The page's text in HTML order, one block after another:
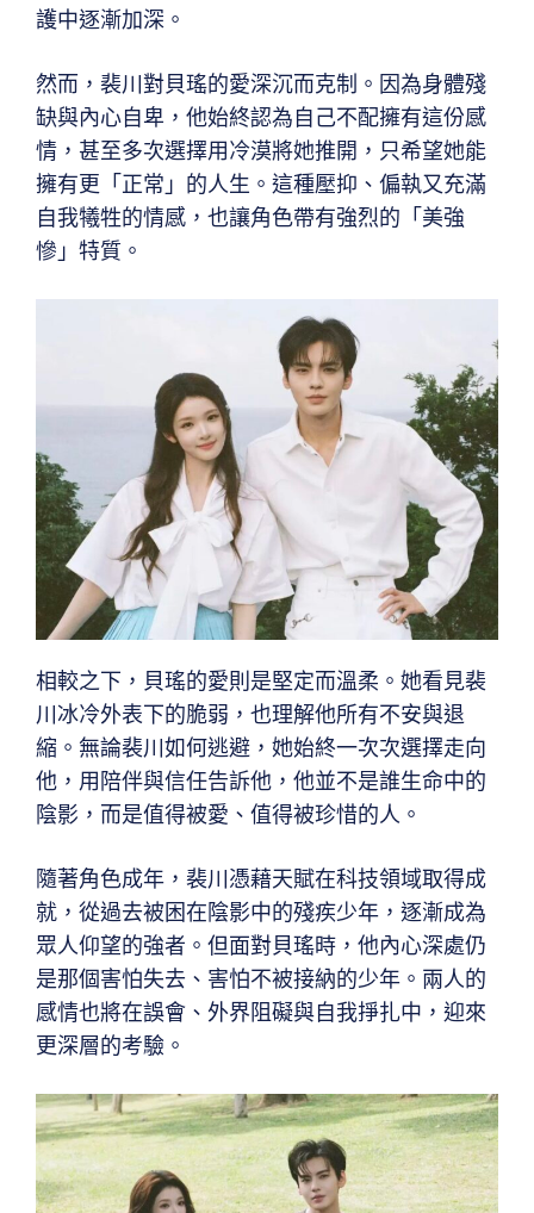
護中逐漸加深。
然而，裴川對貝瑤的愛深沉而克制。因為身體殘
缺與內心自卑，他始終認為自己不配擁有這份感
情，甚至多次選擇用冷漠將她推開，只希望她能
擁有更「正常」的人生。這種壓抑、偏執又充滿
自我犧牲的情感，也讓角色帶有強烈的「美強
慘」特質。
相較之下，貝瑤的愛則是堅定而溫柔。她看見裴
川冰冷外表下的脆弱，也理解他所有不安與退
縮。無論裴川如何逃避，她始終一次次選擇走向
他，用陪伴與信任告訴他，他並不是誰生命中的
陰影，而是值得被愛、值得被珍惜的人。
隨著角色成年，裴川憑藉天賦在科技領域取得成
就，從過去被困在陰影中的殘疾少年，逐漸成為
眾人仰望的強者。但面對貝瑤時，他內心深處仍
是那個害怕失去、害怕不被接納的少年。兩人的
感情也將在誤會、外界阻礙與自我掙扎中，迎來
更深層的考驗。